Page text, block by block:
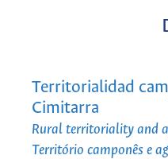
Territorialidad
Cimitarra
Rural territoriality and
Território camponês e